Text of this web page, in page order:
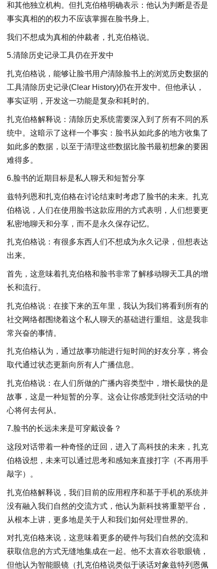
和其他独立机构。但扎克伯格明确表示：他认为判断是否是
事实真相的的权力不应该掌握在脸书身上。
我们不想成为真相的仲裁者，扎克伯格说。
5.清除历史记录工具仍在开发中
扎克伯格说，能够让脸书用户清除脸书上的浏览历史数据的
工具清除历史记录(Clear History)仍在开发中。但他承认，
事实证明，开发这一功能是复杂和耗时的。
扎克伯格解释说：清除历史系统需要深入到了所有不同的系
统中。这暗示了这样一个事实：脸书从如此多的地方收集了
如此多的数据，以至于清理这些数据比脸书最初想象的要困
难得多。
6.脸书的近期目标是私人聊天和短暂分享
兹特列恩和扎克伯格在讨论结束时考虑了脸书的未来。扎克
伯格说，人们在使用脸书这款应用的方式表明，人们想要更
私密地聊天和分享，而不是永久保存记忆。
扎克伯格说：有很多东西人们不想成为永久记录，但想表达
出来。
首先，这意味着扎克伯格和脸书非常了解移动聊天工具的增
长和流行。
扎克伯格说：在接下来的五年里，我认为我们将看到所有的
社交网络都围绕着这个私人聊天的基础进行重组。这是我非
常兴奋的事情。
扎克伯格认为，通过故事功能进行短时间的好友分享，将会
取代通过状态更新向所有人广播信息。
扎克伯格说：在人们所做的广播内容类型中，增长最快的是
故事，这是一种短暂的分享。这会让你感觉到社交活动的中
心将何去何从。
7.脸书的长远未来是可穿戴设备？
这段对话带着一种奇怪的迂回，进入了高科技的未来，扎克
伯格设想，未来可以通过思考和感知来直接打字（不再用手
敲字）。
扎克伯格解释说，我们目前的应用程序和基于手机的系统并
没有融入我们自然的交流方式，他认为新科技将重塑平台，
从根本上讲，更多地是关于人和我们如何处理世界的。
对扎克伯格来说，这意味着更多的硬件与我们自然的交流和
获取信息的方式无缝地集成在一起。他不太喜欢谷歌眼镜，
但他认为智能眼镜（扎克伯格说类似于谈话对象兹特列恩佩